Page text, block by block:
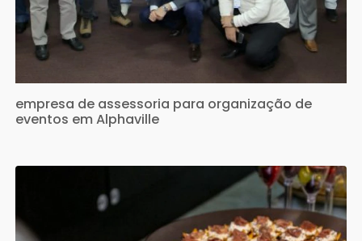
empresa de assessoria para organização de
eventos em Alphaville